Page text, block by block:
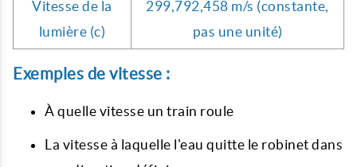
Vitesse de la
lumière (c)
299,792,458 m/s (constante,
pas une unité)
Exemples de vitesse :
À quelle vitesse un train roule
La vitesse à laquelle l'eau quitte le robinet dans